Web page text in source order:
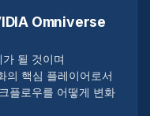
Omniverse
될 것이며
의 핵심 플레이어로서
플로우를 어떻게 변화